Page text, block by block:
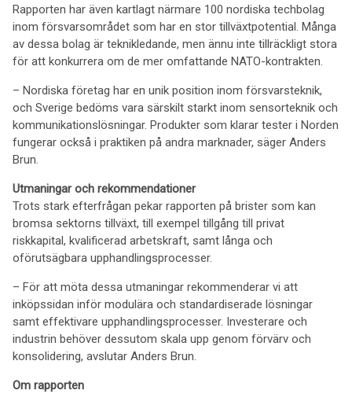
Rapporten har även kartlagt närmare 100 nordiska techbolag
inom försvarsområdet som har en stor tillväxtpotential. Många
av dessa bolag är teknikledande, men ännu inte tillräckligt stora
för att konkurrera om de mer omfattande NATO-kontrakten.
– Nordiska företag har en unik position inom försvarsteknik,
och Sverige bedöms vara särskilt starkt inom sensorteknik och
kommunikationslösningar. Produkter som klarar tester i Norden
fungerar också i praktiken på andra marknader, säger Anders
Brun.
Utmaningar och rekommendationer
Trots stark efterfrågan pekar rapporten på brister som kan
bromsa sektorns tillväxt, till exempel tillgång till privat
riskkapital, kvalificerad arbetskraft, samt långa och
oförutsägbara upphandlingsprocesser.
– För att möta dessa utmaningar rekommenderar vi att
inköpssidan inför modulära och standardiserade lösningar
samt effektivare upphandlingsprocesser. Investerare och
industrin behöver dessutom skala upp genom förvärv och
konsolidering, avslutar Anders Brun.
Om rapporten